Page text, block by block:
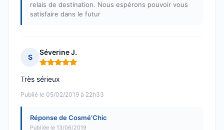
relais de destination. Nous espérons pouvoir vous
satisfaire dans le futur
S
Séverine J.
Note : 5 sur 5
Publié le 05/02/2019 à 22h33
Très sérieux
Réponse de Cosmé’Chic
Publiée le 13/06/2019